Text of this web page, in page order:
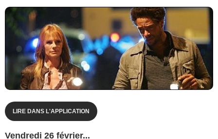
LIRE DANS L'APPLICATION
Vendredi 26 février...